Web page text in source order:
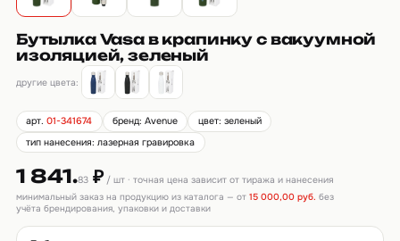
Бутылка Vasa в крапинку с вакуумной
изоляцией, зеленый
другие цвета:
арт.01-341674 бренд: Avenue
цвет: зеленый
тип нанесения: лазерная гравировка
1 841.83₽/ шт · точная цена зависит от тиража и нанесения
минимальный заказ на продукцию из каталога — от 15 000,00 руб. без
учёта брендирования, упаковки и доставки